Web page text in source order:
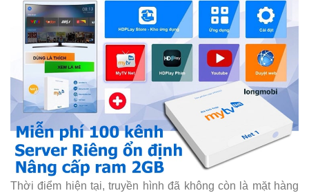
Thời điểm hiện tại, truyền hình đã không còn là mặt hàng